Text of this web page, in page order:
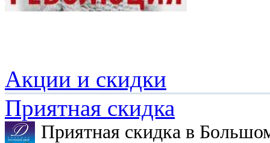
Акции и скидки
Приятная скидка
Приятная скидка в